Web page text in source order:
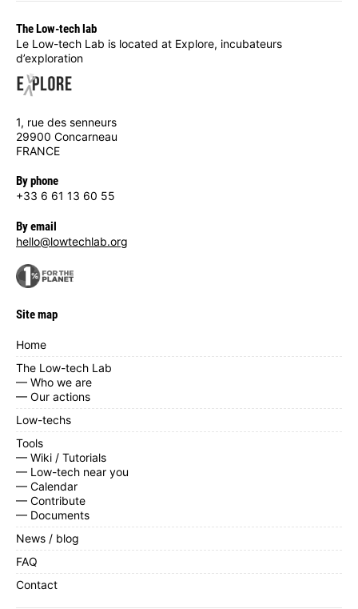
The Low-tech lab
Le Low-tech Lab is located at Explore, incubateurs
d’exploration
1, rue des senneurs
29900 Concarneau
FRANCE
By phone
+33 6 61 13 60 55
By email
hello@lowtechlab.org
Site map
Home
The Low-tech Lab
— Who we are
— Our actions
Low-techs
Tools
— Wiki / Tutorials
— Low-tech near you
— Calendar
— Contribute
— Documents
News / blog
FAQ
Contact